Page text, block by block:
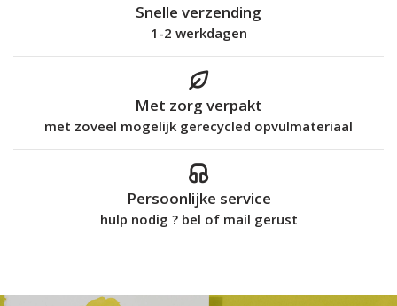
Snelle verzending
1-2 werkdagen
Met zorg verpakt
met zoveel mogelijk gerecycled opvulmateriaal
Persoonlijke service
hulp nodig ? bel of mail gerust